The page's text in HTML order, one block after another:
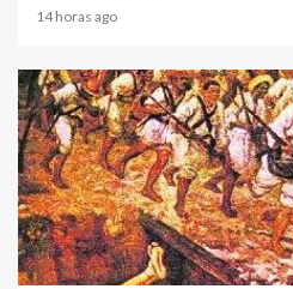
14 horas ago
1 min read